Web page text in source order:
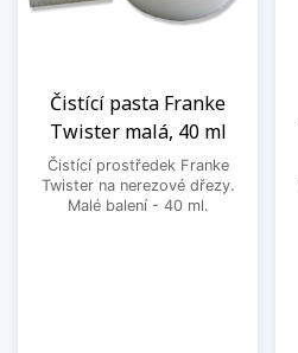
Čistící pasta Franke
Twister malá, 40 ml
Čistící prostředek Franke
Twister na nerezové dřezy.
Malé balení - 40 ml.